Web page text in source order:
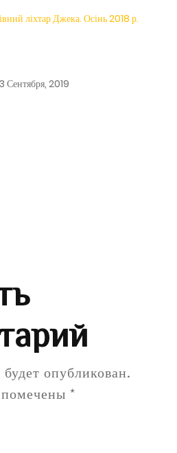
ліхтар Джека. Осінь 2018 р.
Сентября, 2019
опубликован.
*